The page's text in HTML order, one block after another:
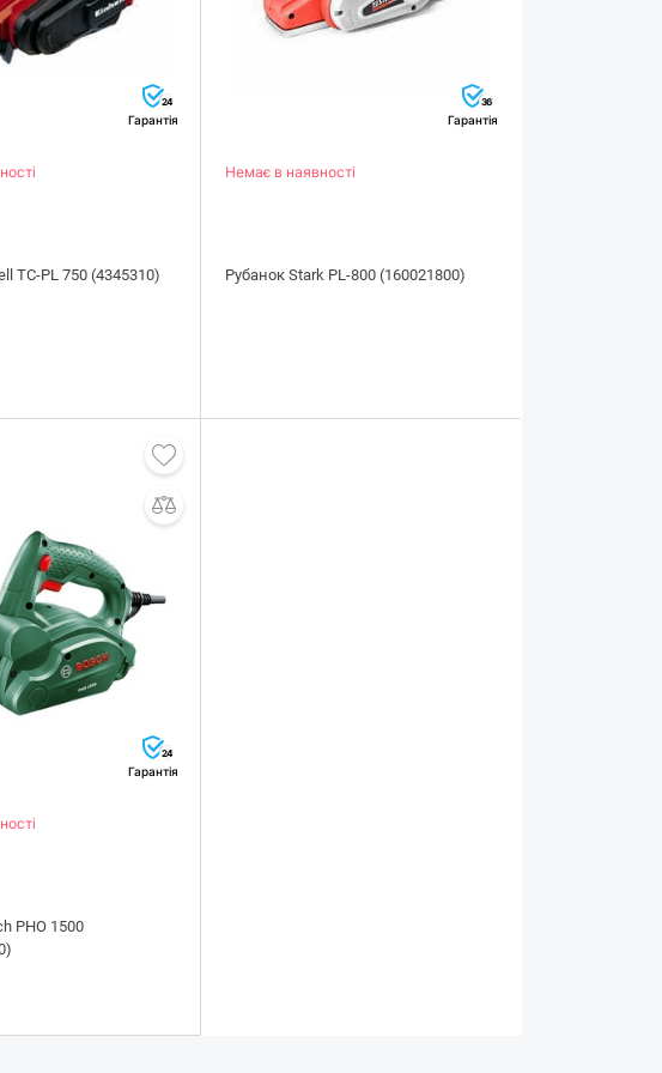
24
Гарантія
TC-PL 750 (4345310)
36
Гарантія
Немає в наявності
Рубанок Stark PL-800 (160021800)
24
Гарантія
PHO 1500